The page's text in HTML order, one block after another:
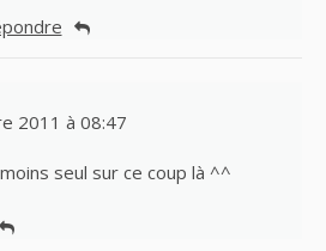
2011 à 08:47
seul sur ce coup là ^^